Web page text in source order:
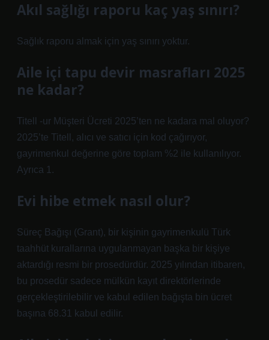
Akıl sağlığı raporu kaç yaş sınırı?
Sağlık raporu almak için yaş sınırı yoktur.
Aile içi tapu devir masrafları 2025
ne kadar?
Titell -ur Müşteri Ücreti 2025’ten ne kadara mal oluyor?
2025’te Titell, alıcı ve satıcı için kod çağırıyor,
gayrimenkul değerine göre toplam %2 ile kullanılıyor.
Ayrıca 1.
Evi hibe etmek nasıl olur?
Süreç Bağışı (Grant), bir kişinin gayrimenkulü Türk
taahhüt kurallarına uygulanmayan başka bir kişiye
aktardığı resmi bir prosedürdür. 2025 yılından itibaren,
bu prosedür sadece mülkün kayıt direktörlerinde
gerçekleştirilebilir ve kabul edilen bağışta bin ücret
başına 68.31 kabul edilir.